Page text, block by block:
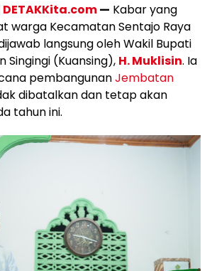
DETAKKita.com— Kabar yang
warga Kecamatan Sentajo Raya
langsung oleh Wakil Bupati
Singingi (Kuansing), H. Muklisin. Ia
pembangunanJembatan
dibatalkan dan tetap akan
tahun ini.